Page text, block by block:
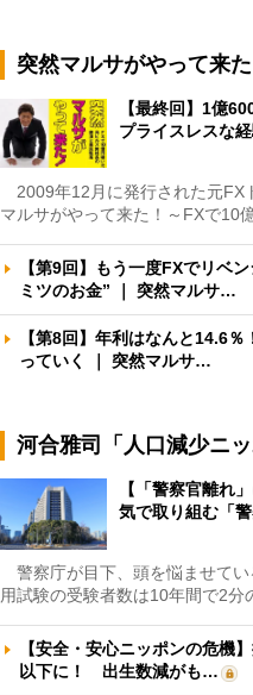
突然マルサがやって来た
【最終回】1億
プライスレスな
2009年12月に発行された元FX
マルサがやって来た！～FXで10
【第9回】もう一度FXでリベ
ミツのお金” ｜ 突然マルサ…
【第8回】年利はなんと14.6
っていく ｜ 突然マルサ…
河合雅司「人口減少ニッ
【「警察官離れ
気で取り組む「
警察庁が目下、頭を悩ませて
用試験の受験者数は10年間で2分
【安全・安心ニッポンの危機
以下に！ 出生数減がも…